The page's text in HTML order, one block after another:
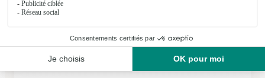
★★ 5 (91)